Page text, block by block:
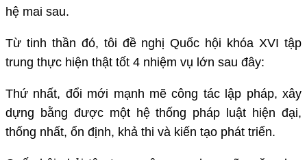
hệ mai sau.
Từ tinh thần đó, tôi đề nghị Quốc hội khóa XVI tập
trung thực hiện thật tốt 4 nhiệm vụ lớn sau đây:
Thứ nhất, đổi mới mạnh mẽ công tác lập pháp, xây
dựng bằng được một hệ thống pháp luật hiện đại,
thống nhất, ổn định, khả thi và kiến tạo phát triển.